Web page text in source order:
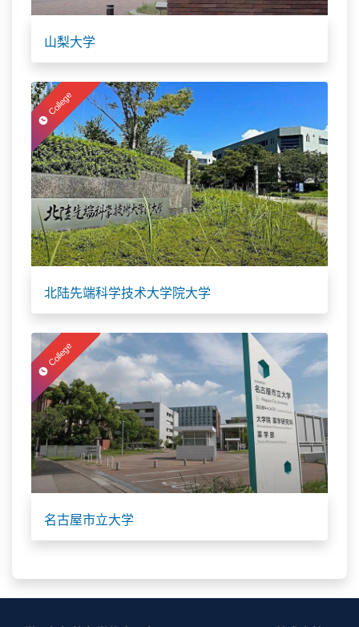
山梨大学
College
北陆先端科学技术大学院大学
College
名古屋市立大学